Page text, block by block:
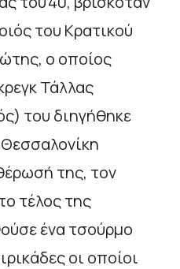
του Κρατικού
ο οποίος
Τάλλας
του διηγήθηκε
της, τον
τέλος της
ένα τσούρμο
οι οποίοι